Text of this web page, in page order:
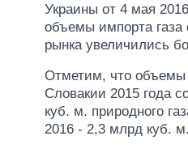
Украины от 4 мая
объемы импорта газа
рынка увеличились
Отметим, что объемы
Словакии 2015 года
куб. м. природного
2016 - 2,3 млрд куб.